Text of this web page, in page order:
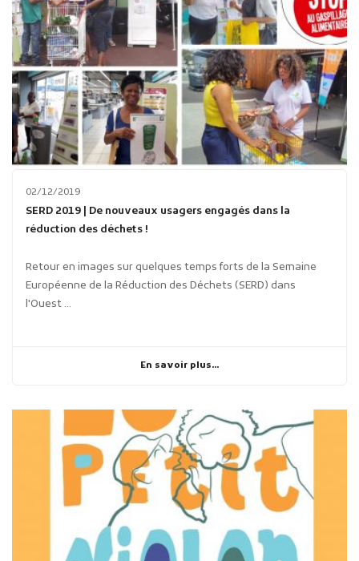
Publicité des actes
Marchés publics
Projets financés par l'Europe
Plans d'accès
02/12/2019
SERD 2019 | De nouveaux usagers engagés dans la
réduction des déchets !
Retour en images sur quelques temps forts de la Semaine
Européenne de la Réduction des Déchets (SERD) dans
l'Ouest ...
En savoir plus...